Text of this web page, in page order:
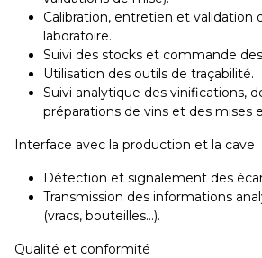
Calibration, entretien et validation
laboratoire.
Suivi des stocks et commande
Utilisation des outils de traçabilité.
Suivi analytique des vinifications,
préparations de vins et des mises
Interface avec la production et la cave
Détection et signalement des
Transmission des informations
(vracs, bouteilles…).
Qualité et conformité